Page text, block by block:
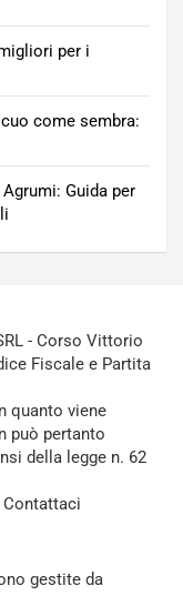
per i
come sembra:
Guida per
- Corso Vittorio
Fiscale e Partita
quanto viene
può pertanto
della legge n. 62
Contattaci
gestite da